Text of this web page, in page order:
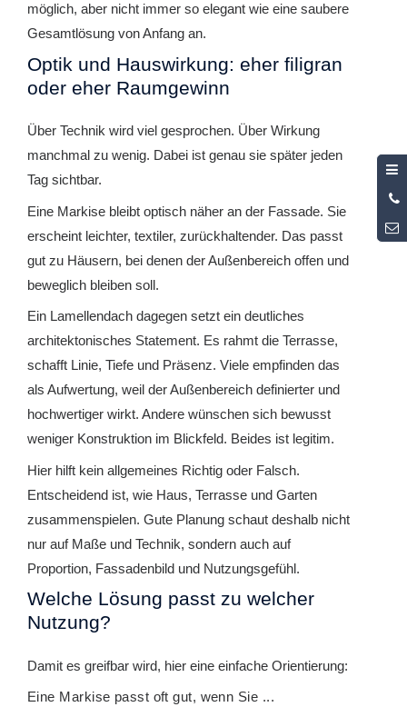
möglich, aber nicht immer so elegant wie eine saubere
Gesamtlösung von Anfang an.
Optik und Hauswirkung: eher filigran
oder eher Raumgewinn
Über Technik wird viel gesprochen. Über Wirkung
manchmal zu wenig. Dabei ist genau sie später jeden
Tag sichtbar.
Eine Markise bleibt optisch näher an der Fassade. Sie
erscheint leichter, textiler, zurückhaltender. Das passt
gut zu Häusern, bei denen der Außenbereich offen und
beweglich bleiben soll.
Ein Lamellendach dagegen setzt ein deutliches
architektonisches Statement. Es rahmt die Terrasse,
schafft Linie, Tiefe und Präsenz. Viele empfinden das
als Aufwertung, weil der Außenbereich definierter und
hochwertiger wirkt. Andere wünschen sich bewusst
weniger Konstruktion im Blickfeld. Beides ist legitim.
Hier hilft kein allgemeines Richtig oder Falsch.
Entscheidend ist, wie Haus, Terrasse und Garten
zusammenspielen. Gute Planung schaut deshalb nicht
nur auf Maße und Technik, sondern auch auf
Proportion, Fassadenbild und Nutzungsgefühl.
Welche Lösung passt zu welcher
Nutzung?
Damit es greifbar wird, hier eine einfache Orientierung:
Eine Markise passt oft gut, wenn Sie ...